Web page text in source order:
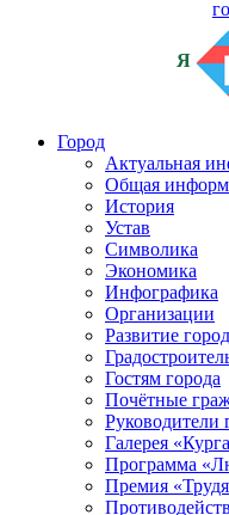
Я
Город
Актуальная
Общая
История
Устав
Символика
Экономика
Инфографика
Организации
Развитие
Гостям города
Почётные
Руководители
Галерея
Программа
Премия